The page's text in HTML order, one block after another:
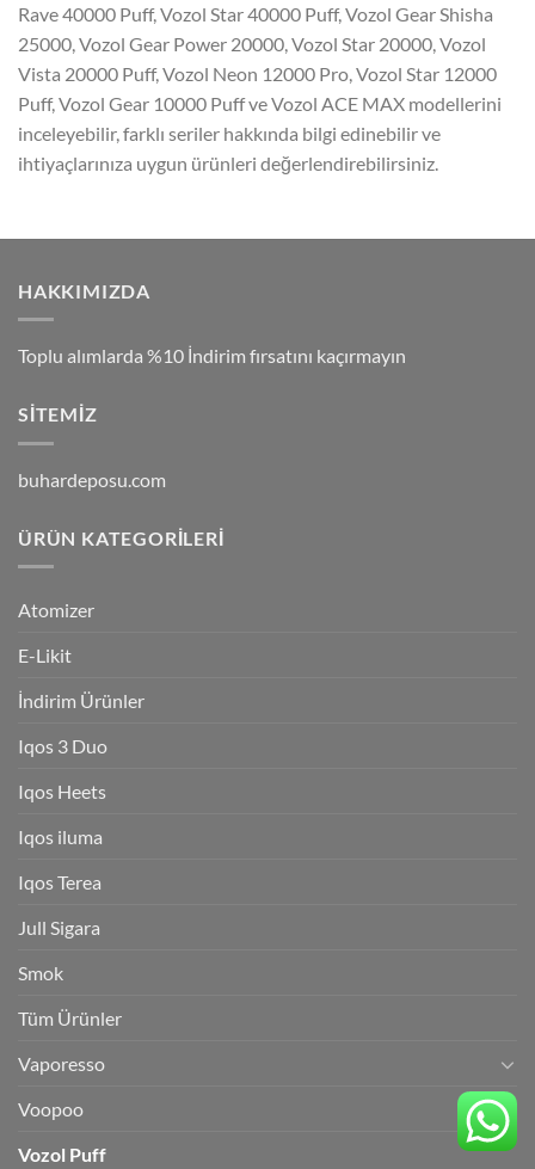
Rave 40000 Puff, Vozol Star 40000 Puff, Vozol Gear Shisha
25000, Vozol Gear Power 20000, Vozol Star 20000, Vozol
Vista 20000 Puff, Vozol Neon 12000 Pro, Vozol Star 12000
Puff, Vozol Gear 10000 Puff ve Vozol ACE MAX modellerini
inceleyebilir, farklı seriler hakkında bilgi edinebilir ve
ihtiyaçlarınıza uygun ürünleri değerlendirebilirsiniz.
HAKKIMIZDA
Toplu alımlarda %10 İndirim fırsatını kaçırmayın
SITEMIZ
buhardeposu.com
ÜRÜN KATEGORILERI
Atomizer
E-Likit
İndirim Ürünler
Iqos 3 Duo
Iqos Heets
Iqos iluma
Iqos Terea
Jull Sigara
Smok
Tüm Ürünler
Vaporesso
Voopoo
Vozol Puff